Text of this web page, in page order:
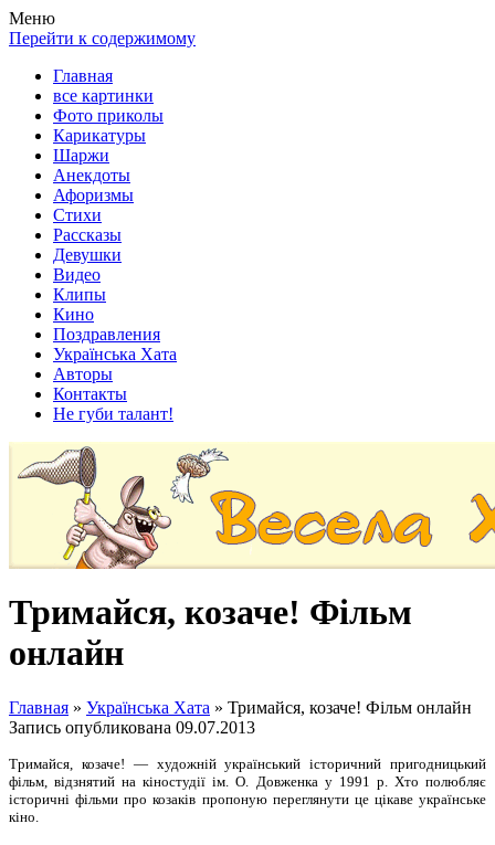
Весела хата — прикольные картинки, смешные истории,
клипы!
Покажем всем ваши фото приколы, карикатуры, шаржи, стихи,
рассказы, видео и песни!
Меню
Перейти к содержимому
Главная
все картинки
Фото приколы
Карикатуры
Шаржи
Анекдоты
Афоризмы
Стихи
Рассказы
Девушки
Видео
Клипы
Кино
Поздравления
Українська Хата
Авторы
Контакты
Не губи талант!
Тримайся, козаче! Фільм
онлайн
Главная » Українська Хата » Тримайся, козаче! Фільм онлайн
Запись опубликована 09.07.2013
Тримайся, козаче! — художній український історичний пригодницький
фільм, відзнятий на кіностудії ім. О. Довженка у 1991 р. Хто полюбляє
історичні фільми про козаків пропоную переглянути це цікаве українське
кіно.